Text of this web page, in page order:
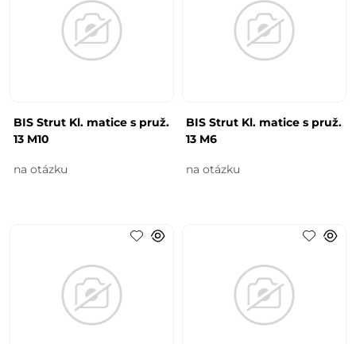
BIS Strut Kl. matice s pruž.
13 M10
na otázku
BIS Strut Kl. matice s pruž.
13 M6
na otázku